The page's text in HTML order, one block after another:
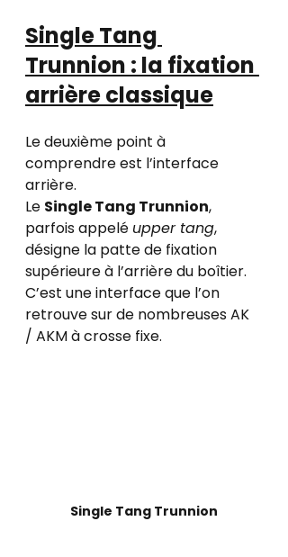
Single Tang
Trunnion : la fixation
arrière classique
Le deuxième point à
comprendre est l’interface
arrière.
Le Single Tang Trunnion,
parfois appelé upper tang,
désigne la patte de fixation
supérieure à l’arrière du boîtier.
C’est une interface que l’on
retrouve sur de nombreuses AK
/ AKM à crosse fixe.
Single Tang Trunnion